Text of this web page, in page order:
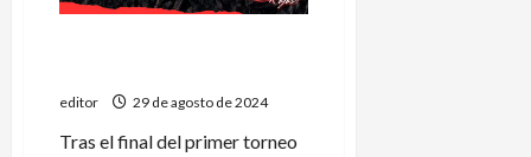
editor 29 de agosto de 2024
Tras el final del primer torneo